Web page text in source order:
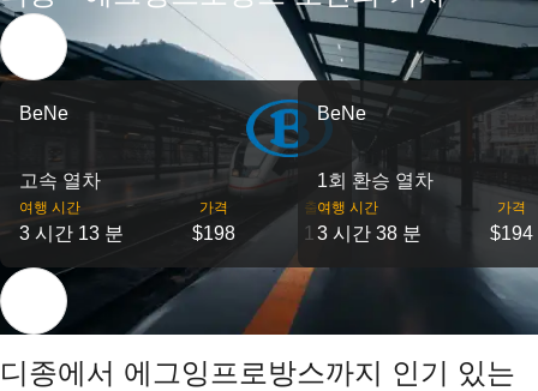
BeNe
고속 열차
여행 시간
3 시간 13 분
가격
$198
출발
1
BeNe
1회 환승 열차
여행 시간
3 시간 38 분
가격
$194
디종에서 에그잉프로방스까지 인기 있는